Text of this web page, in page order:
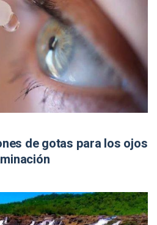
de gotas para los ojos